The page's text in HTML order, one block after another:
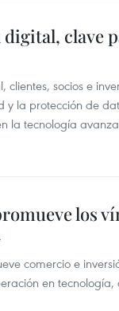
digital, clave
clientes, socios e
y la protección de
la tecnología
los
comercio e
en